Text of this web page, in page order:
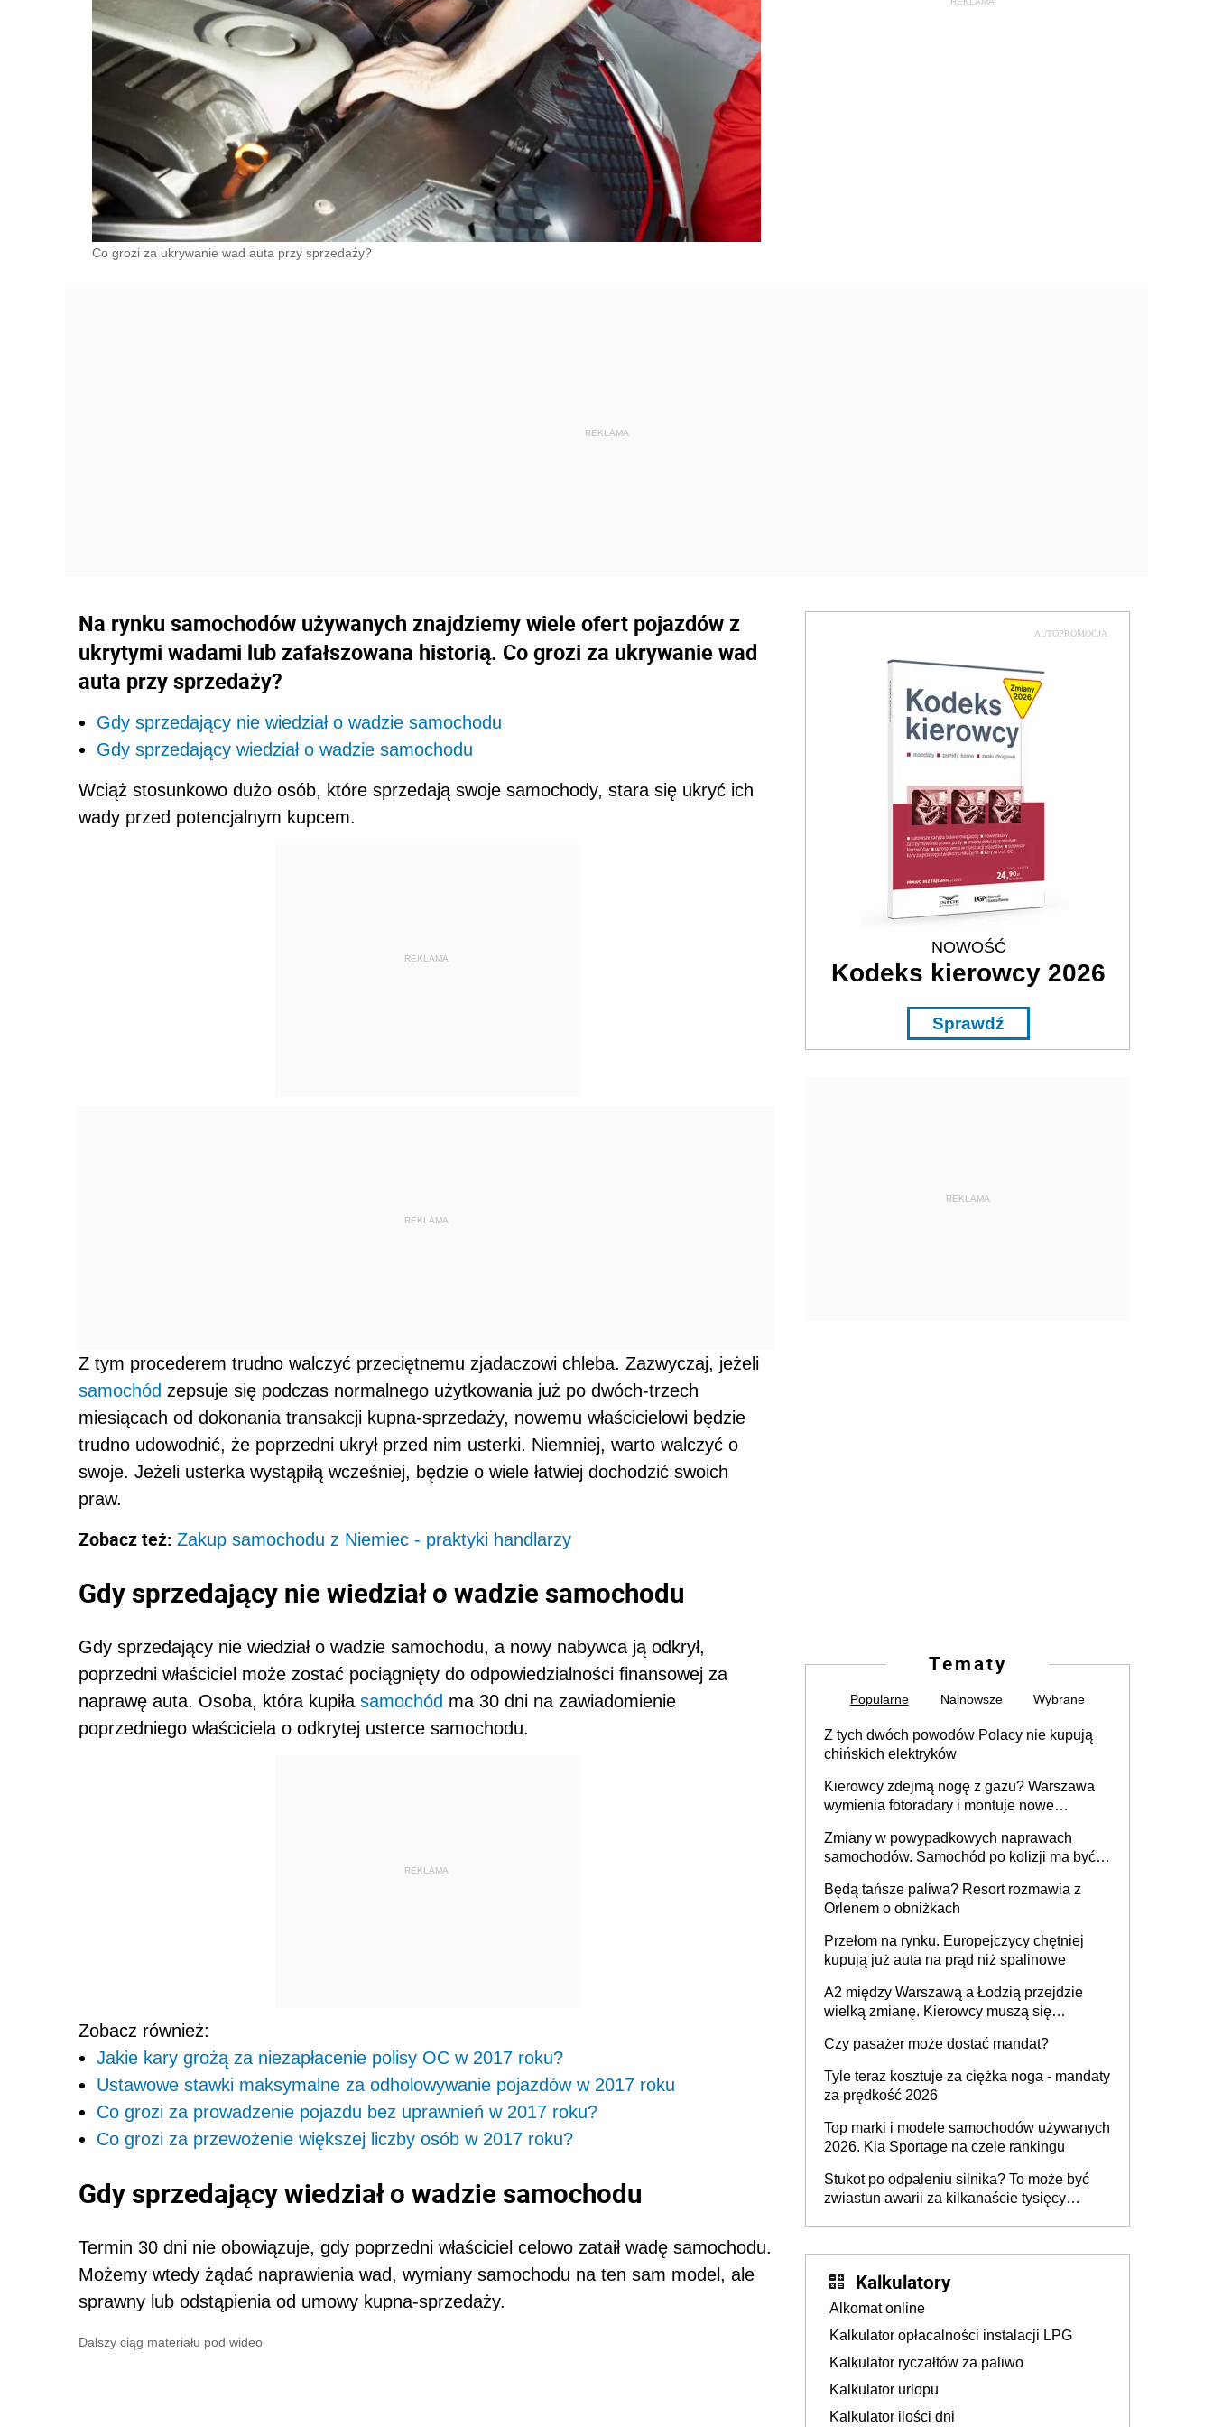
Co grozi za ukrywanie wad auta przy sprzedaży?
Na rynku samochodów używanych znajdziemy wiele ofert pojazdów z
ukrytymi wadami lub zafałszowana historią. Co grozi za ukrywanie wad
auta przy sprzedaży?
Gdy sprzedający nie wiedział o wadzie samochodu
Gdy sprzedający wiedział o wadzie samochodu
Wciąż stosunkowo dużo osób, które sprzedają swoje samochody, stara się ukryć ich
wady przed potencjalnym kupcem.
REKLAMA
REKLAMA
Z tym procederem trudno walczyć przeciętnemu zjadaczowi chleba. Zazwyczaj, jeżeli
samochód zepsuje się podczas normalnego użytkowania już po dwóch-trzech
miesiącach od dokonania transakcji kupna-sprzedaży, nowemu właścicielowi będzie
trudno udowodnić, że poprzedni ukrył przed nim usterki. Niemniej, warto walczyć o
swoje. Jeżeli usterka wystąpiłą wcześniej, będzie o wiele łatwiej dochodzić swoich
praw.
Zobacz też: Zakup samochodu z Niemiec - praktyki handlarzy
Gdy sprzedający nie wiedział o wadzie samochodu
Gdy sprzedający nie wiedział o wadzie samochodu, a nowy nabywca ją odkrył,
poprzedni właściciel może zostać pociągnięty do odpowiedzialności finansowej za
naprawę auta. Osoba, która kupiła samochód ma 30 dni na zawiadomienie
poprzedniego właściciela o odkrytej usterce samochodu.
REKLAMA
Zobacz również:
Jakie kary grożą za niezapłacenie polisy OC w 2017 roku?
Ustawowe stawki maksymalne za odholowywanie pojazdów w 2017 roku
Co grozi za prowadzenie pojazdu bez uprawnień w 2017 roku?
Co grozi za przewożenie większej liczby osób w 2017 roku?
Gdy sprzedający wiedział o wadzie samochodu
Termin 30 dni nie obowiązuje, gdy poprzedni właściciel celowo zataił wadę samochodu.
Możemy wtedy żądać naprawienia wad, wymiany samochodu na ten sam model, ale
sprawny lub odstąpienia od umowy kupna-sprzedaży.
Dalszy ciąg materiału pod wideo
AUTOPROMOCJA
NOWOŚĆ
Kodeks kierowcy 2026
Sprawdź
REKLAMA
Tematy
Popularne Najnowsze Wybrane
Z tych dwóch powodów Polacy nie kupują
chińskich elektryków
Kierowcy zdejmą nogę z gazu? Warszawa
wymienia fotoradary i montuje nowe
Zmiany w powypadkowych naprawach
samochodów. Samochód po kolizji ma być
technologią producenta
Będą tańsze paliwa? Resort rozmawia z
Orlenem o obniżkach
Przełom na rynku. Europejczycy chętniej
kupują już auta na prąd niż spalinowe
A2 między Warszawą a Łodzią przejdzie
wielką zmianę. Kierowcy muszą się
Czy pasażer może dostać mandat?
Tyle teraz kosztuje za ciężka noga - mandaty
za prędkość 2026
Top marki i modele samochodów używanych
2026. Kia Sportage na czele rankingu
Stukot po odpaleniu silnika? To może być
zwiastun awarii za kilkanaście tysięcy
Kalkulatory
Alkomat online
Kalkulator opłacalności instalacji LPG
Kalkulator ryczałtów za paliwo
Kalkulator urlopu
Kalkulator ilości dni